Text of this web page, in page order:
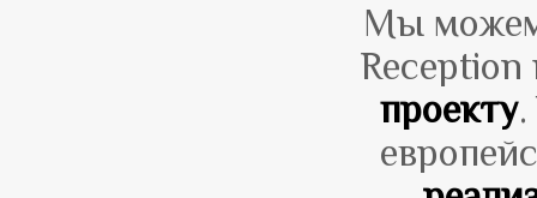
Мы можем
проекту.